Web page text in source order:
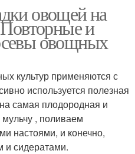
овощей на
и
овощных
культур применяются с
используется полезная
самая плодородная и
, поливаем
настоями, и конечно,
и сидератами.